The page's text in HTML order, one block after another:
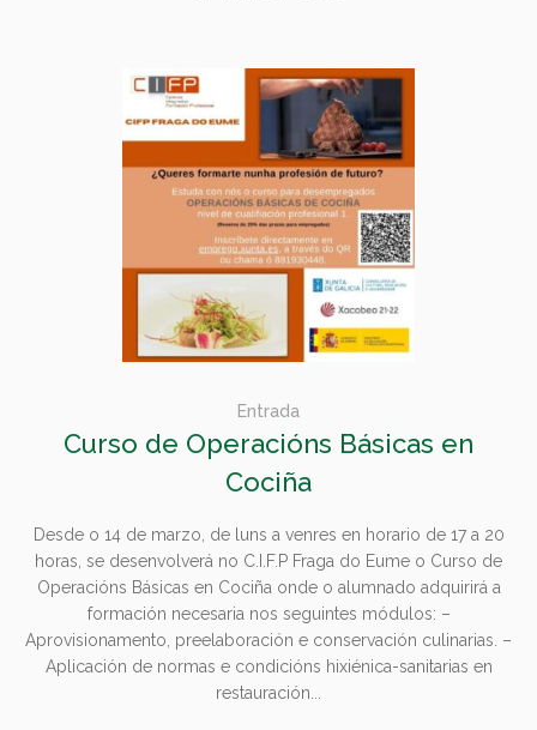
Entrada
Curso de Operacións Básicas en
Cociña
Desde o 14 de marzo, de luns a venres en horario de 17 a 20
horas, se desenvolverá no C.I.F.P Fraga do Eume o Curso de
Operacións Básicas en Cociña onde o alumnado adquirirá a
formación necesaria nos seguintes módulos: –
Aprovisionamento, preelaboración e conservación culinarias. –
Aplicación de normas e condicións hixiénica-sanitarias en
restauración...